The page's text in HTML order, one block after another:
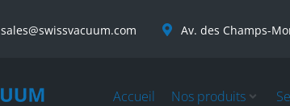
sales@swissvacuum.com Av. des Champs-
Accueil Nos produits